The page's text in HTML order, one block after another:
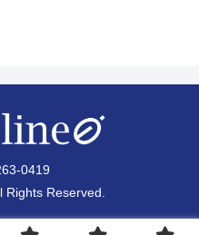
0419
Reserved.